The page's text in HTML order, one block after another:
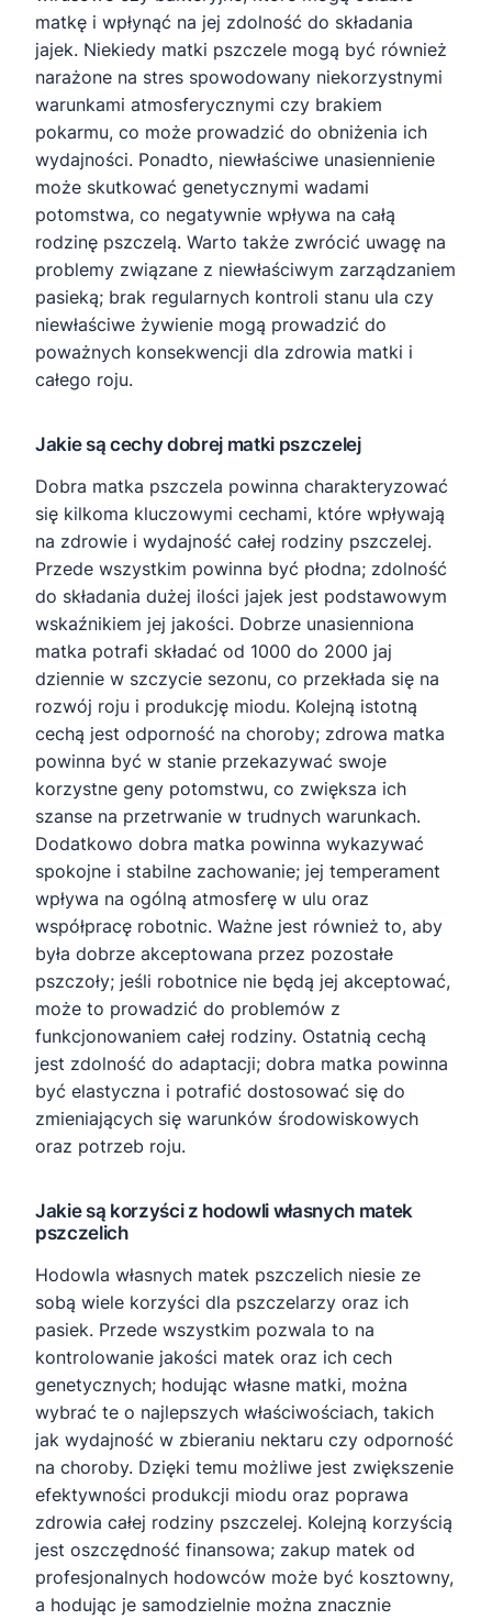
matkę i wpłynąć na jej zdolność do składania
jajek. Niekiedy matki pszczele mogą być również
narażone na stres spowodowany niekorzystnymi
warunkami atmosferycznymi czy brakiem
pokarmu, co może prowadzić do obniżenia ich
wydajności. Ponadto, niewłaściwe unasiennienie
może skutkować genetycznymi wadami
potomstwa, co negatywnie wpływa na całą
rodzinę pszczelą. Warto także zwrócić uwagę na
problemy związane z niewłaściwym zarządzaniem
pasieką; brak regularnych kontroli stanu ula czy
niewłaściwe żywienie mogą prowadzić do
poważnych konsekwencji dla zdrowia matki i
całego roju.
Jakie są cechy dobrej matki pszczelej
Dobra matka pszczela powinna charakteryzować
się kilkoma kluczowymi cechami, które wpływają
na zdrowie i wydajność całej rodziny pszczelej.
Przede wszystkim powinna być płodna; zdolność
do składania dużej ilości jajek jest podstawowym
wskaźnikiem jej jakości. Dobrze unasienniona
matka potrafi składać od 1000 do 2000 jaj
dziennie w szczycie sezonu, co przekłada się na
rozwój roju i produkcję miodu. Kolejną istotną
cechą jest odporność na choroby; zdrowa matka
powinna być w stanie przekazywać swoje
korzystne geny potomstwu, co zwiększa ich
szanse na przetrwanie w trudnych warunkach.
Dodatkowo dobra matka powinna wykazywać
spokojne i stabilne zachowanie; jej temperament
wpływa na ogólną atmosferę w ulu oraz
współpracę robotnic. Ważne jest również to, aby
była dobrze akceptowana przez pozostałe
pszczoły; jeśli robotnice nie będą jej akceptować,
może to prowadzić do problemów z
funkcjonowaniem całej rodziny. Ostatnią cechą
jest zdolność do adaptacji; dobra matka powinna
być elastyczna i potrafić dostosować się do
zmieniających się warunków środowiskowych
oraz potrzeb roju.
Jakie są korzyści z hodowli własnych matek
pszczelich
Hodowla własnych matek pszczelich niesie ze
sobą wiele korzyści dla pszczelarzy oraz ich
pasiek. Przede wszystkim pozwala to na
kontrolowanie jakości matek oraz ich cech
genetycznych; hodując własne matki, można
wybrać te o najlepszych właściwościach, takich
jak wydajność w zbieraniu nektaru czy odporność
na choroby. Dzięki temu możliwe jest zwiększenie
efektywności produkcji miodu oraz poprawa
zdrowia całej rodziny pszczelej. Kolejną korzyścią
jest oszczędność finansowa; zakup matek od
profesjonalnych hodowców może być kosztowny,
a hodując je samodzielnie można znacznie